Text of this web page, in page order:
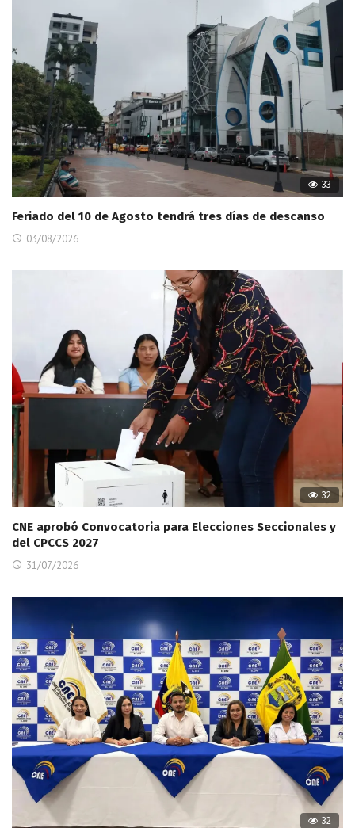
33
Feriado del 10 de Agosto tendrá tres días de descanso
03/08/2026
32
CNE aprobó Convocatoria para Elecciones Seccionales y
del CPCCS 2027
31/07/2026
32